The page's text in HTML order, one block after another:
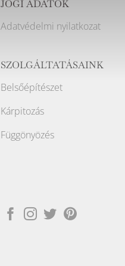
JOGI ADATOK
Adatvédelmi nyilatkozat
SZOLGÁLTATÁSAINK
Belsőépítészet
Kárpitozás
Függönyözés